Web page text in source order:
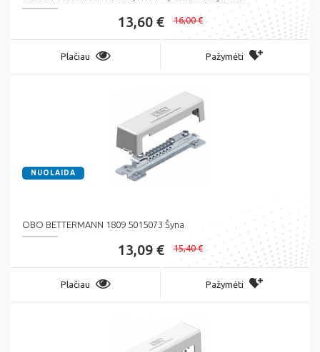
13,60 € 16,00 €
Plačiau Pažymėti
NUOLAIDA
OBO BETTERMANN 1809 5015073 Šyna
13,09 € 15,40 €
Plačiau Pažymėti